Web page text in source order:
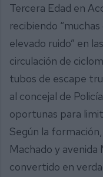
Tercera Edad en
recibiendo
elevado ruido” en
circulación de
tubos de escape
al concejal de
oportunas para
Según la
Machado y avenida
convertido en